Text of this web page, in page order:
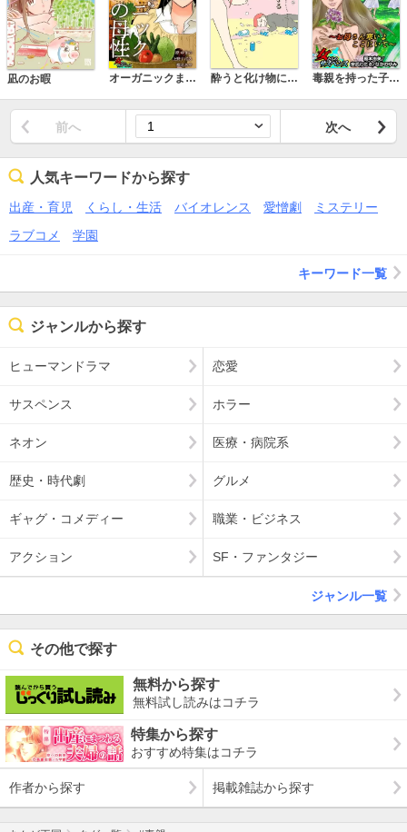
凪のお暇 オーガニックまみれの母性 酔うと化け物になる父がつらい 毒親を持った子供たち～お母さん寒いよここにいて～
前へ 次へ
人気キーワードから探す
出産・育児 くらし・生活 バイオレンス 愛憎劇
ミステリー
ラブコメ
学園
キーワード一覧
ジャンルから探す
ヒューマンドラマ 恋愛
サスペンス ホラー
ネオン 医療・病院系
歴史・時代劇 グルメ
ギャグ・コメディー 職業・ビジネス
アクション SF・ファンタジー
ジャンル一覧
その他で探す
無料から探す
無料試し読みはコチラ
特集から探す
おすすめ特集はコチラ
作者から探す 掲載雑誌から探す